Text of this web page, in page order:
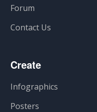
Forum
Contact Us
Create
Infographics
Posters